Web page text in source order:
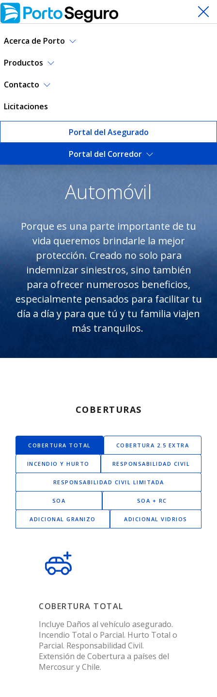
Acerca de Porto
Productos
Contacto
Licitaciones
Portal del Asegurado
Portal del Corredor
Seguro de Automóvil |
Automóvil
Porque es una parte importante de tu
vida queremos brindarle la mejor
protección. Creado no solo para
indemnizar siniestros, sino también
para ofrecer numerosos beneficios,
especialmente pensados para facilitar tu
día a día y para que tú y tu familia viajen
más tranquilos.
COBERTURAS
COBERTURA TOTAL COBERTURA 2.5 EXTRA
INCENDIO Y HURTO RESPONSABILIDAD CIVIL
RESPONSABILIDAD CIVIL LIMITADA
SOA SOA + RC
ADICIONAL GRANIZO ADICIONAL VIDRIOS
COBERTURA TOTAL
Incluye Daños al vehículo asegurado.
Incendio Total o Parcial. Hurto Total o
Parcial. Responsabilidad Civil.
Extensión de Cobertura a países del
Mercosur y Chile.